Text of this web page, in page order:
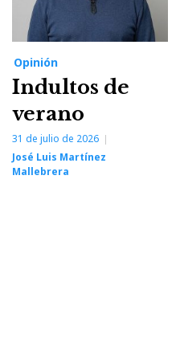
Opinión
Indultos de
verano
31 de julio de 2026
José Luis Martínez
Mallebrera